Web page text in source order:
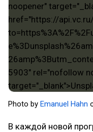
Photo by Emanuel Hahn
В каждой новой